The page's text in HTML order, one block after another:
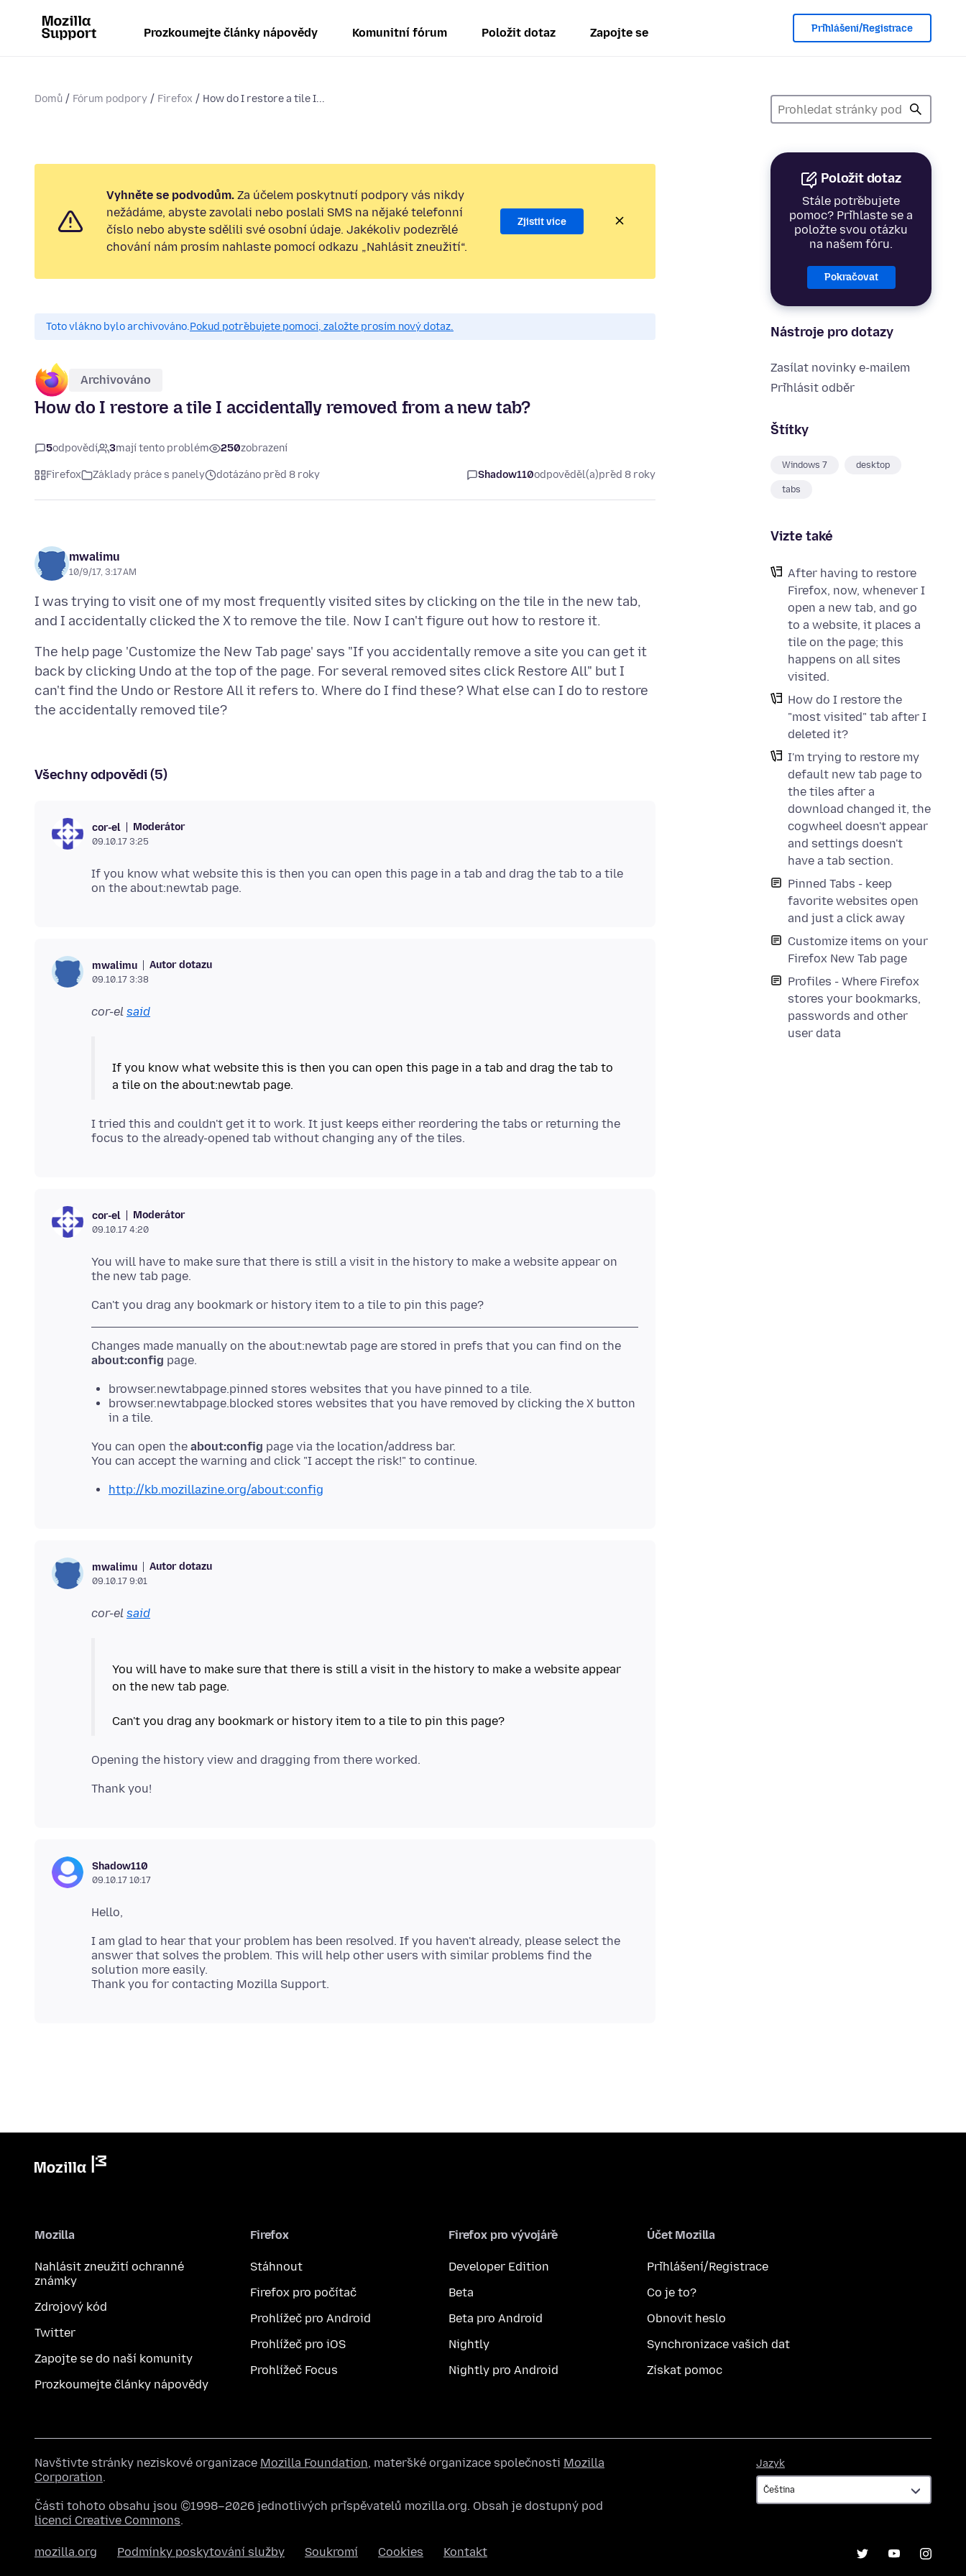
Prozkoumejte články nápovědy Komunitní fórum Položit dotaz Zapojte se Přihlášení/Registrace
Domů Fórum podpory Firefox How do I restore a tile I...
Položit dotaz
Stále potřebujete
pomoc? Přihlaste se a
položte svou otázku
na našem fóru.
Pokračovat
Nástroje pro dotazy
Zasílat novinky e-mailem
Přihlásit odběr
Štítky
Windows 7 desktop
tabs
Vizte také
After having to restore
Firefox, now, whenever I
open a new tab, and go
to a website, it places a
tile on the page; this
happens on all sites
visited.
How do I restore the
"most visited" tab after I
deleted it?
I'm trying to restore my
default new tab page to
the tiles after a
download changed it, the
cogwheel doesn't appear
and settings doesn't
have a tab section.
Pinned Tabs - keep
favorite websites open
and just a click away
Customize items on your
Firefox New Tab page
Profiles - Where Firefox
stores your bookmarks,
passwords and other
user data
Vyhněte se podvodům. Za účelem poskytnutí podpory vás nikdy
nežádáme, abyste zavolali nebo poslali SMS na nějaké telefonní
číslo nebo abyste sdělili své osobní údaje. Jakékoliv podezřelé
chování nám prosím nahlaste pomocí odkazu „Nahlásit zneužití“.
Zjistit více
Toto vlákno bylo archivováno.Pokud potřebujete pomoci, založte prosím nový dotaz.
Archivováno
How do I restore a tile I accidentally removed from a new tab?
5odpovědí 3mají tento problém 250zobrazení
Firefox Základy práce s panely dotázáno před 8 roky Shadow110odpověděl(a)před 8 roky
mwalimu
10/9/17, 3:17 AM
I was trying to visit one of my most frequently visited sites by clicking on the tile in the new tab,
The help page 'Customize the New Tab page' says "If you accidentally remove a site you can get it
back by clicking Undo at the top of the page. For several removed sites click Restore All" but I
can't find the Undo or Restore All it refers to. Where do I find these? What else can I do to restore
Všechny odpovědi (5)
cor-el Moderátor
09.10.17 3:25
If you know what website this is then you can open this page in a tab and drag the tab to a tile
mwalimu Autor dotazu
09.10.17 3:38
cor-el said
If you know what website this is then you can open this page in a tab and drag the tab to
I tried this and couldn't get it to work. It just keeps either reordering the tabs or returning the
cor-el Moderátor
09.10.17 4:20
You will have to make sure that there is still a visit in the history to make a website appear on
Changes made manually on the about:newtab page are stored in prefs that you can find on the
about:config
browser.newtabpage.pinned stores websites that you have pinned to a tile.
browser.newtabpage.blocked stores websites that you have removed by clicking the X button
in a tile.
You can open the about:config page via the location/address bar.
http://kb.mozillazine.org/about:config
mwalimu Autor dotazu
09.10.17 9:01
cor-el said
You will have to make sure that there is still a visit in the history to make a website appear
on the new tab page.
Shadow110
09.10.17 10:17
I am glad to hear that your problem has been resolved. If you haven't already, please select the
answer that solves the problem. This will help other users with similar problems find the
solution more easily.
Mozilla
Nahlásit zneužití ochranné
známky
Zdrojový kód
Twitter
Zapojte se do naší komunity
Prozkoumejte články nápovědy
Firefox
Stáhnout
Firefox pro počítač
Prohlížeč pro Android
Prohlížeč pro iOS
Prohlížeč Focus
Firefox pro vývojáře
Developer Edition
Beta
Beta pro Android
Nightly
Nightly pro Android
Účet Mozilla
Přihlášení/Registrace
Co je to?
Obnovit heslo
Synchronizace vašich dat
Získat pomoc
Jazyk
Navštivte stránky neziskové organizace Mozilla Foundation, mateřské organizace společnosti Mozilla
Corporation.
Části tohoto obsahu jsou ©1998–2026 jednotlivých přispěvatelů mozilla.org. Obsah je dostupný pod
licencí Creative Commons.
mozilla.org Podmínky poskytování služby Soukromí Cookies Kontakt